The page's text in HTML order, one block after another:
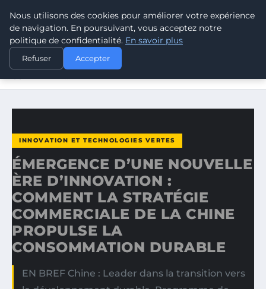
CLIMATE GUARDIAN
ACCUEIL
INNOVATION ET TECHNOLOGIES VERTES
ÉMERGENCE D’UNE NOUVELLE ÈRE D’INNOVATION :
INNOVATION ET TECHNOLOGIES VERTES
ÉMERGENCE D’UNE NOUVELLE
ÈRE D’INNOVATION :
COMMENT LA STRATÉGIE
COMMERCIALE DE LA CHINE
PROPULSE LA
CONSOMMATION DURABLE
EN BREF Chine : Leader dans la transition vers
Nous utilisons des cookies pour améliorer votre expérience
de navigation. En poursuivant, vous acceptez notre
politique de confidentialité. En savoir plus
Refuser Accepter